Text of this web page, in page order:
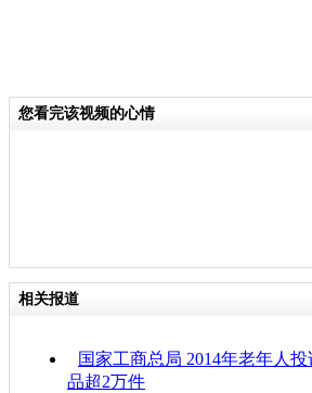
您看完该视频的心情
相关报道
国家工商总局 2014年老年人
品超2万件